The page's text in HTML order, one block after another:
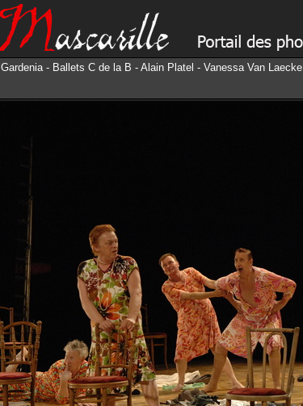
Gardenia - Ballets C de la B - Alain Platel - Vanessa Van Laecke